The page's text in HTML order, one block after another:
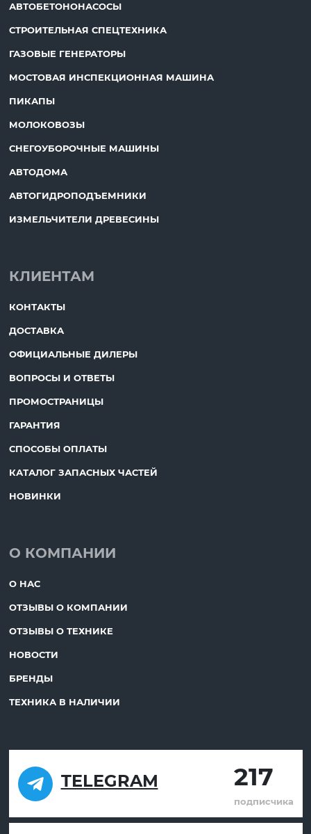
АВТОБЕТОНОНАСОСЫ
СТРОИТЕЛЬНАЯ СПЕЦТЕХНИКА
ГАЗОВЫЕ ГЕНЕРАТОРЫ
МОСТОВАЯ ИНСПЕКЦИОННАЯ МАШИНА
ПИКАПЫ
МОЛОКОВОЗЫ
СНЕГОУБОРОЧНЫЕ МАШИНЫ
АВТОДОМА
АВТОГИДРОПОДЪЕМНИКИ
ИЗМЕЛЬЧИТЕЛИ ДРЕВЕСИНЫ
КЛИЕНТАМ
КОНТАКТЫ
ДОСТАВКА
ОФИЦИАЛЬНЫЕ ДИЛЕРЫ
ВОПРОСЫ И ОТВЕТЫ
ПРОМОСТРАНИЦЫ
ГАРАНТИЯ
СПОСОБЫ ОПЛАТЫ
КАТАЛОГ ЗАПАСНЫХ ЧАСТЕЙ
НОВИНКИ
О КОМПАНИИ
О НАС
ОТЗЫВЫ О КОМПАНИИ
ОТЗЫВЫ О ТЕХНИКЕ
НОВОСТИ
БРЕНДЫ
ТЕХНИКА В НАЛИЧИИ
TELEGRAM 217
подписчика